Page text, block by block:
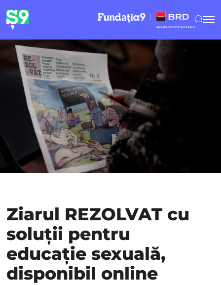
Ziarul REZOLVAT cu
soluții pentru
educație sexuală,
disponibil online